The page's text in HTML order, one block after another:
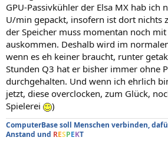
GPU-Passivkühler der Elsa MX hab ich
U/min gepackt, insofern ist dort nichts
der Speicher muss momentan noch
auskommen. Deshalb wird im
wenn es eh keiner braucht, runter
Stunden Q3 hat er bisher immer ohne
durchgehalten. Und wenn ich ehrlich
jetzt, diese overclocken, zum Glück,
Spielerei
)
ComputerBase soll Menschen verbinden,
Anstand und RESPEKT